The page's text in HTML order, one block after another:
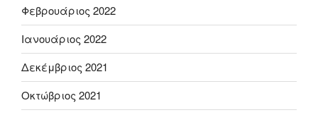
Φεβρουάριος 2022
Ιανουάριος 2022
Δεκέμβριος 2021
Οκτώβριος 2021